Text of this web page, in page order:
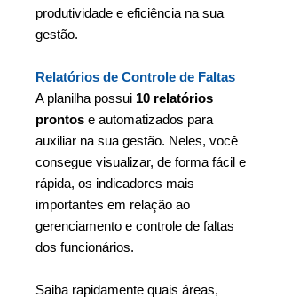
produtividade e eficiência na sua
gestão.
Relatórios de Controle de Faltas
A planilha possui 10 relatórios
prontos e automatizados para
auxiliar na sua gestão. Neles, você
consegue visualizar, de forma fácil e
rápida, os indicadores mais
importantes em relação ao
gerenciamento e controle de faltas
dos funcionários.
Saiba rapidamente quais áreas,